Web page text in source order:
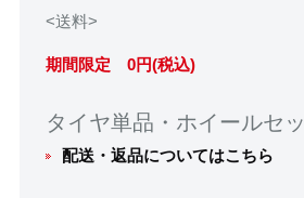
<送料>
期間限定 0円(税込)
タイヤ単品・ホイールセ
配送・返品についてはこちら